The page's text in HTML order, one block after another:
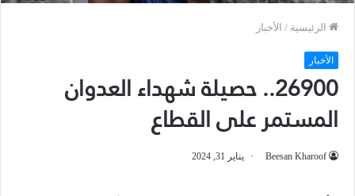
الرئيسية / الأخبار
الأخبار
26900.. حصيلة شهداء العدوان
المستمر على القطاع
Beesan Kharoof يناير 31, 2024